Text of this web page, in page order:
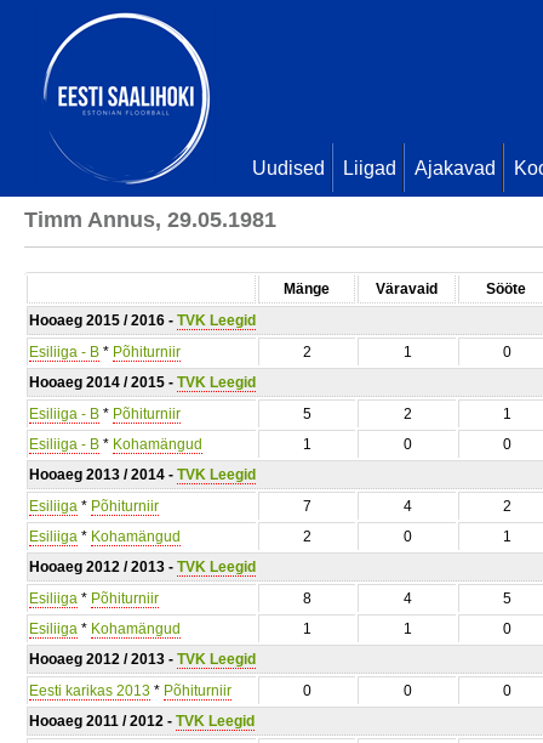
Uudised Liigad Ajakavad
Timm Annus, 29.05.1981
Mänge Väravaid
Sööte
Hooaeg 2015 / 2016 - TVK Leegid
Esiliiga - B * Põhiturniir 2 1
0
Hooaeg 2014 / 2015 - TVK Leegid
Esiliiga - B * Põhiturniir 5 2
1
Esiliiga - B * Kohamängud 1 0
0
Hooaeg 2013 / 2014 - TVK Leegid
Esiliiga * Põhiturniir 7 4
2
Esiliiga * Kohamängud 2 0
1
Hooaeg 2012 / 2013 - TVK Leegid
Esiliiga * Põhiturniir 8 4
5
Esiliiga * Kohamängud 1 1
0
Hooaeg 2012 / 2013 - TVK Leegid
Eesti karikas 2013 * Põhiturniir 0 0
0
Hooaeg 2011 / 2012 - TVK Leegid